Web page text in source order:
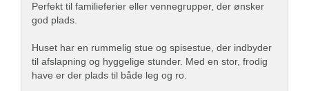
Perfekt til familieferier eller vennegrupper, der ønsker
god plads.
Huset har en rummelig stue og spisestue, der indbyder
til afslapning og hyggelige stunder. Med en stor, frodig
have er der plads til både leg og ro.